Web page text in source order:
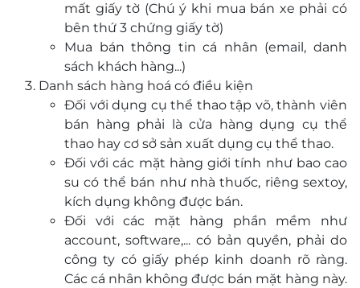
mất giấy tờ (Chú ý khi mua bán xe phải có
bên thứ 3 chứng giấy tờ)
Mua bán thông tin cá nhân (email, danh
sách khách hàng...)
Danh sách hàng hoá có điều kiện
Đối với dụng cụ thể thao tập võ, thành viên
bán hàng phải là cửa hàng dụng cụ thể
thao hay cơ sở sản xuất dụng cụ thể thao.
Đối với các mặt hàng giới tính như bao cao
su có thể bán như nhà thuốc, riêng sextoy,
kích dụng không được bán.
Đối với các mặt hàng phần mềm như
account, software,... có bản quyền, phải do
công ty có giấy phép kinh doanh rõ ràng.
Các cá nhân không được bán mặt hàng này.